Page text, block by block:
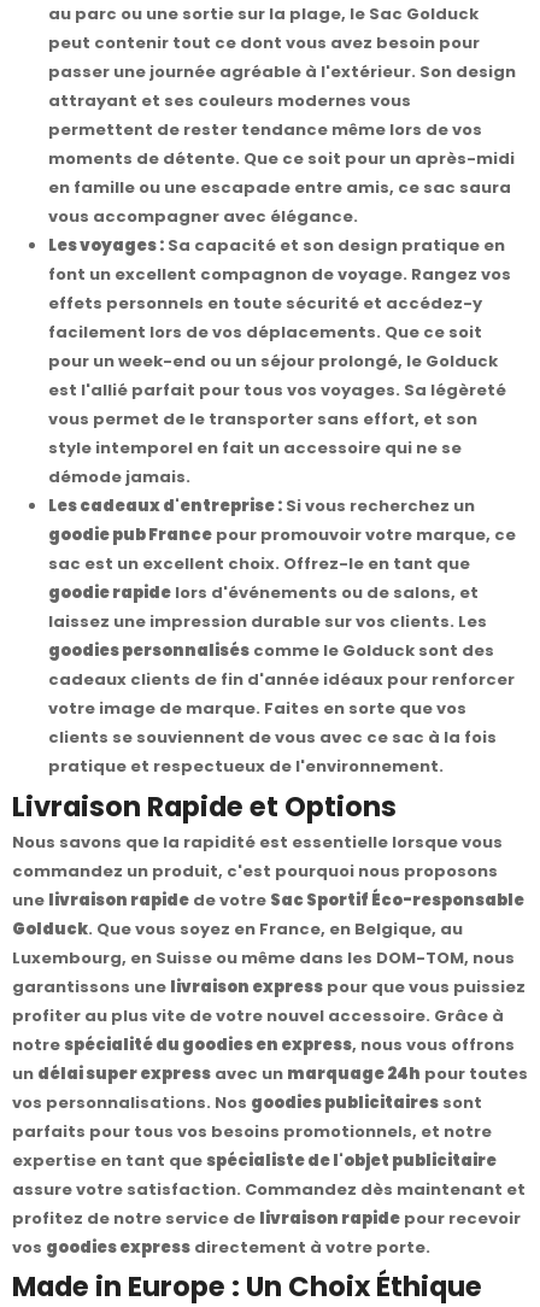
au parc ou une sortie sur la plage, le Sac Golduck
peut contenir tout ce dont vous avez besoin pour
passer une journée agréable à l'extérieur. Son design
attrayant et ses couleurs modernes vous
permettent de rester tendance même lors de vos
moments de détente. Que ce soit pour un après-midi
en famille ou une escapade entre amis, ce sac saura
vous accompagner avec élégance.
Les voyages : Sa capacité et son design pratique en
font un excellent compagnon de voyage. Rangez vos
effets personnels en toute sécurité et accédez-y
facilement lors de vos déplacements. Que ce soit
pour un week-end ou un séjour prolongé, le Golduck
est l'allié parfait pour tous vos voyages. Sa légèreté
vous permet de le transporter sans effort, et son
style intemporel en fait un accessoire qui ne se
démode jamais.
Les cadeaux d'entreprise : Si vous recherchez un
goodie pub France pour promouvoir votre marque, ce
sac est un excellent choix. Offrez-le en tant que
goodie rapide lors d'événements ou de salons, et
laissez une impression durable sur vos clients. Les
goodies personnalisés comme le Golduck sont des
cadeaux clients de fin d'année idéaux pour renforcer
votre image de marque. Faites en sorte que vos
clients se souviennent de vous avec ce sac à la fois
pratique et respectueux de l'environnement.
Livraison Rapide et Options
Nous savons que la rapidité est essentielle lorsque vous
commandez un produit, c'est pourquoi nous proposons
une livraison rapide de votre Sac Sportif Éco-responsable
Golduck. Que vous soyez en France, en Belgique, au
Luxembourg, en Suisse ou même dans les DOM-TOM, nous
garantissons une livraison express pour que vous puissiez
profiter au plus vite de votre nouvel accessoire. Grâce à
notrespécialité du goodies en express, nous vous offrons
un délai super express avec un marquage 24h pour toutes
vos personnalisations. Nos goodies publicitaires sont
parfaits pour tous vos besoins promotionnels, et notre
expertise en tant quespécialiste de l'objet publicitaire
assure votre satisfaction. Commandez dès maintenant et
profitez de notre service de livraison rapide pour recevoir
vos goodies express directement à votre porte.
Made in Europe : Un Choix Éthique